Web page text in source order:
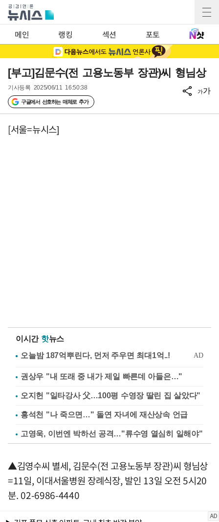
메인 랭킹 섹션 포토
[부고]김문수(전 고용노동부 장관)씨 형님상
기사등록 2025/06/11 16:50:38
구글에서 선호하는 매체로 추가
가가
[서울=뉴시스]
이시간 핫뉴스
권상우 "내 또래 중 내가 제일 빠른데 아들은…"
오지헌 "일타강사 父…100평 수영장 딸린 집 살았다"
홍석천 "나 죽으면…" 돌연 자녀에 재산상속 언급
고영욱, 이번엔 박하선 공격…"류수영 열심히 일해야"
▲김영수씨 별세, 김문수(전 고용노동부 장관)씨 형님상
=11일, 이대서울병원 장례식장, 발인 13일 오전 5시20
분. 02-6986-4440